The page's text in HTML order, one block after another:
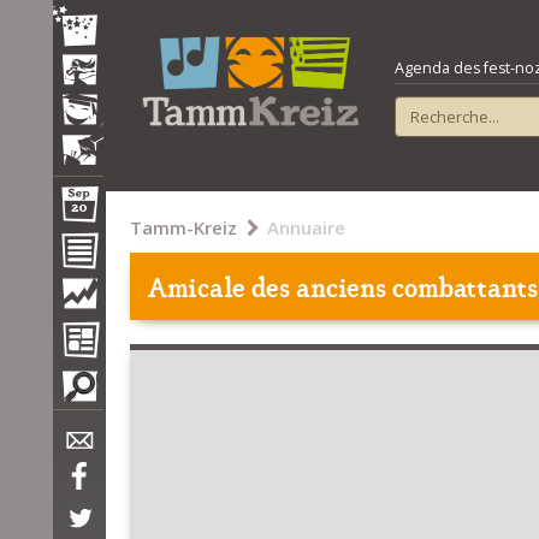
Agenda des fest-
Tamm-Kreiz Annuaire
Amicale des anciens